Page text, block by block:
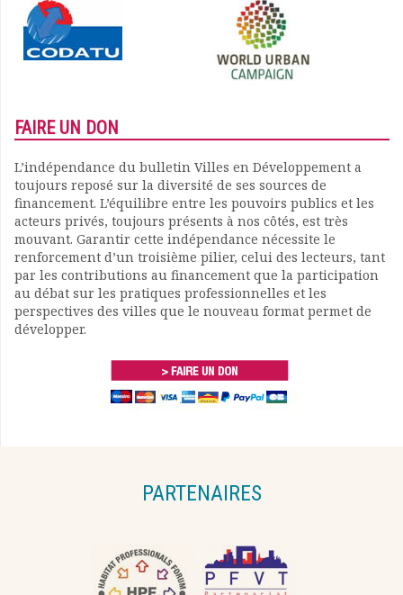
FAIRE UN DON
L’indépendance du bulletin Villes en Développement a
toujours reposé sur la diversité de ses sources de
financement. L’équilibre entre les pouvoirs publics et les
acteurs privés, toujours présents à nos côtés, est très
mouvant. Garantir cette indépendance nécessite le
renforcement d’un troisième pilier, celui des lecteurs, tant
par les contributions au financement que la participation
au débat sur les pratiques professionnelles et les
perspectives des villes que le nouveau format permet de
développer.
PARTENAIRES